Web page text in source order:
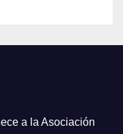
a la Asociación